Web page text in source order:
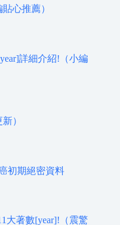
心推薦）
詳細介紹!（小編
）
初期絕密資料
大著數[year]!（震驚